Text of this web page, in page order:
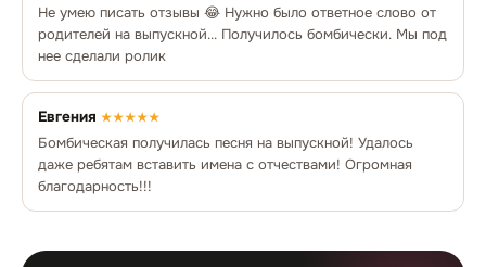
Не умею писать отзывы 😂 Нужно было ответное слово от
родителей на выпускной... Получилось бомбически. Мы под
нее сделали ролик
Евгения ★★★★★
Бомбическая получилась песня на выпускной! Удалось
даже ребятам вставить имена с отчествами! Огромная
благодарность!!!